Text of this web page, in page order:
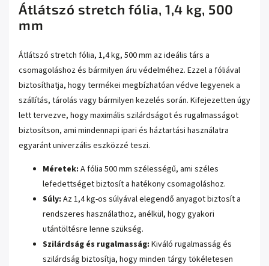
Átlátszó stretch fólia, 1,4 kg, 500
mm
Átlátszó stretch fólia, 1,4 kg, 500 mm az ideális társ a
csomagoláshoz és bármilyen áru védelméhez. Ezzel a fóliával
biztosíthatja, hogy termékei megbízhatóan védve legyenek a
szállítás, tárolás vagy bármilyen kezelés során. Kifejezetten úgy
lett tervezve, hogy maximális szilárdságot és rugalmasságot
biztosítson, ami mindennapi ipari és háztartási használatra
egyaránt univerzális eszközzé teszi.
Méretek: A fólia 500 mm szélességű, ami széles
lefedettséget biztosít a hatékony csomagoláshoz.
Súly: Az 1,4 kg-os súlyával elegendő anyagot biztosít a
rendszeres használathoz, anélkül, hogy gyakori
utántöltésre lenne szükség.
Szilárdság és rugalmasság: Kiváló rugalmasság és
szilárdság biztosítja, hogy minden tárgy tökéletesen